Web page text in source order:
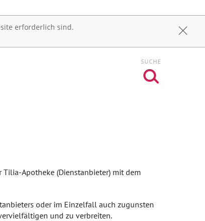
erforderlich sind.
SUCHE
Apotheke (Dienstanbieter) mit dem
oder im Einzelfall auch zugunsten
und zu verbreiten.